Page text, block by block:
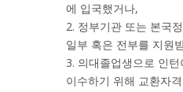
에 입국했거나,
2. 정부기관 또는 본국
일부 혹은 전부를 지원
3. 의대졸업생으로 인
이수하기 위해 교환자